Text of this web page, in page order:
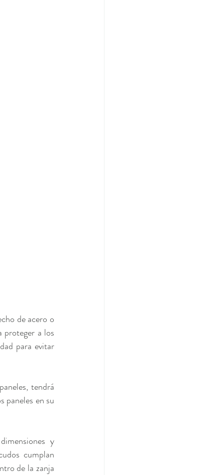
de acero o
proteger a los
para evitar
tendrá
paneles en su
y
cumplan
de la zanja